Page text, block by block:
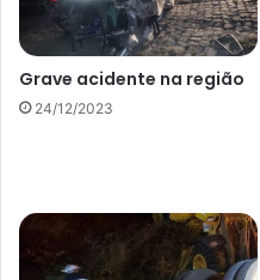
Grave acidente na região
24/12/2023